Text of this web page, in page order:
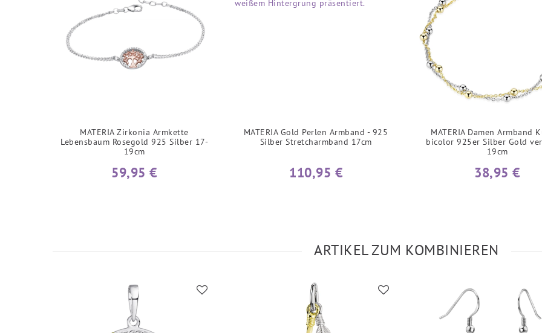
MATERIA Zirkonia Armkette
Lebensbaum Rosegold 925 Silber 17-
19cm
59,95 €
MATERIA Gold Perlen Armband - 925
Silber Stretcharmband 17cm
110,95 €
MATERIA Damen Armband
bicolor 925er Silber Gold
19cm
38,95 €
ARTIKEL ZUM KOMBINIEREN